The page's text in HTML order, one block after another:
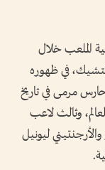
40 عاماً، إلى أرضية الملعب خلال
في ظهوره
مرمى في تاريخ
وثالث لاعب
ليونيل